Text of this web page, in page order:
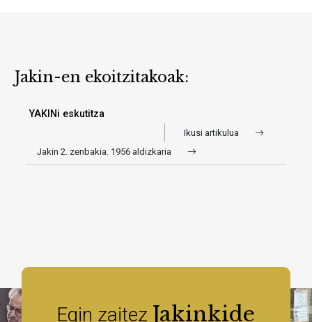
Jakin-en ekoitzitakoak:
YAKINi eskutitza
Ikusi artikulua
Jakin 2. zenbakia. 1956 aldizkaria
Egin zaitez Jakinkide